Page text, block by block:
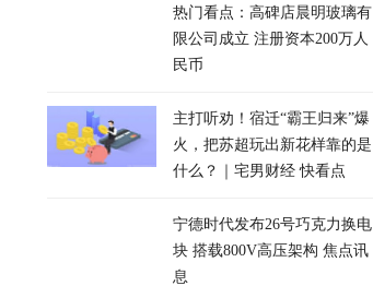
热门看点：高碑店晨明玻璃有
限公司成立 注册资本200万人
民币
主打听劝！宿迁“霸王归来”爆
火，把苏超玩出新花样靠的是
什么？｜宅男财经 快看点
宁德时代发布26号巧克力换电
块 搭载800V高压架构 焦点讯
息